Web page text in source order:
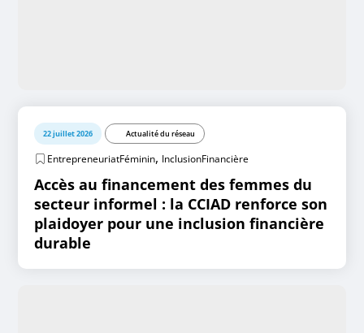
22 juillet 2026 Actualité du réseau
EntrepreneuriatFéminin, InclusionFinancière
Accès au financement des femmes du
secteur informel : la CCIAD renforce son
plaidoyer pour une inclusion financière
durable